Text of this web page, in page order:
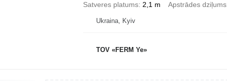
Satveres platums 2,1 m Apstrādes dziļums
Ukraina, Kyiv
TOV «FERM Ye»